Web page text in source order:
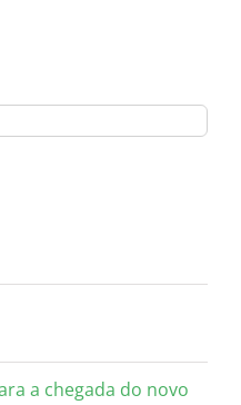
a chegada do novo